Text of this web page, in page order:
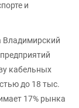
и
Владимирский
кабельных
до 18 тыс.
17% рынка